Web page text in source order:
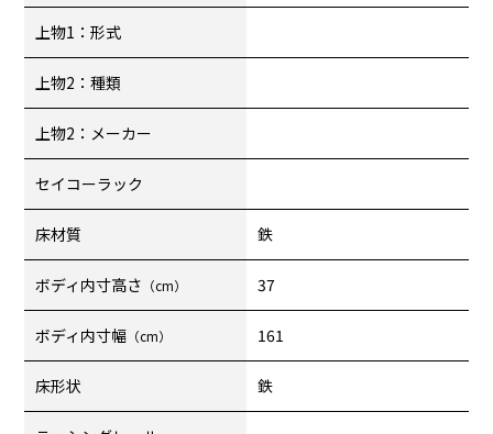
上物1：形式
上物2：種類
上物2：メーカー
セイコーラック
床材質 鉄
ボディ内寸高さ （cm） 37
ボディ内寸幅 （cm） 161
床形状 鉄